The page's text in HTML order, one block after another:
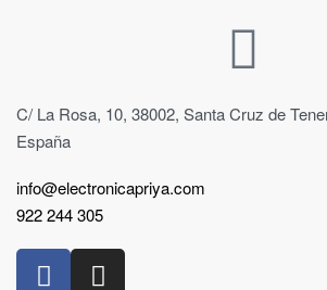
C/ La Rosa, 10, 38002, Santa Cruz de
España
info@electronicapriya.com
922 244 305